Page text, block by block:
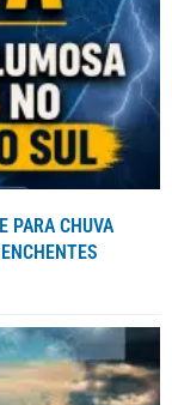
PARA CHUVA